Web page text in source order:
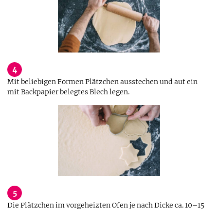
4
Mit beliebigen Formen Plätzchen ausstechen und auf ein
mit Backpapier belegtes Blech legen.
5
Die Plätzchen im vorgeheizten Ofen je nach Dicke ca. 10–15